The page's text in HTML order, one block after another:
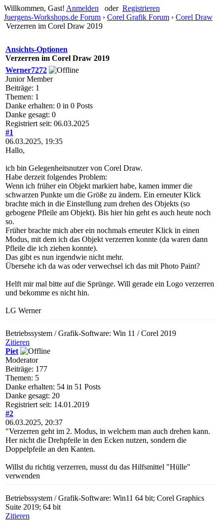
Willkommen, Gast! Anmelden oder Registrieren
Juergens-Workshops.de Forum › Corel Grafik Forum › Corel Draw
Verzerren im Corel Draw 2019
Ansichts-Optionen
Verzerren im Corel Draw 2019
Werner7272
Junior Member
Beiträge: 1
Themen: 1
Danke erhalten: 0 in 0 Posts
Danke gesagt: 0
Registriert seit: 06.03.2025
#1
06.03.2025, 19:35
Hallo,
ich bin Gelegenheitsnutzer von Corel Draw.
Habe derzeit folgendes Problem:
Wenn ich früher ein Objekt markiert habe, kamen immer die
schwarzen Punkte um die Größe zu ändern. Ein erneuter Klick
brachte mich in die Einstellung zum drehen des Objekts (so
gebogene Pfleile am Objekt). Bis hier hin geht es auch heute noch
so.
Früher brachte mich aber ein nochmals erneuter Klick in einen
Modus, mit dem ich das Objekt verzerren konnte (da waren dann
Pfleile die ich ziehen konnte).
Das gibt es nun irgendwie nicht mehr.
Übersehe ich da was oder verwechsel ich das mit Photo Paint?
Helft mir mal bitte auf die Sprünge. Will gerade ein Logo verzerren
und bekomme es nicht hin.
LG Werner
Betriebssystem / Grafik-Software: Win 11 / Corel 2019
Zitieren
Piet
Moderator
Beiträge: 177
Themen: 5
Danke erhalten: 54 in 51 Posts
Danke gesagt: 20
Registriert seit: 14.01.2019
#2
06.03.2025, 20:37
"Verzerren geht im 2. Modus, in welchem man auch drehen kann.
Her nicht die Drehpfeile in den Ecken nutzen, sondern die
Doppelpfeile an den Kanten.
Willst du richtig verzerren, musst du das Hilfsmittel "Hülle"
verwenden
Betriebssystem / Grafik-Software: Win11 64 bit; Corel Graphics
Suite 2019; 64 bit
Zitieren